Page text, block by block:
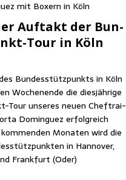
Auf­takt der Bun­
Tour in Köln
Bun­des­stütz­punkts in Köln
Wochen­en­de die dies­jäh­ri­ge
Tour unse­res neu­en Chef­trai­
Dom­in­guez erfolg­reich
Mona­ten wird die
in Han­no­ver,
Frank­furt (Oder)